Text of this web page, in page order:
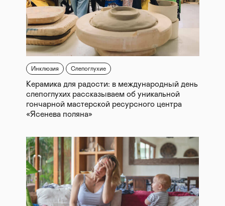
Инклюзия Слепоглухие
Керамика для радости: в международный день
слепоглухих рассказываем об уникальной
гончарной мастерской ресурсного центра
«Ясенева поляна»